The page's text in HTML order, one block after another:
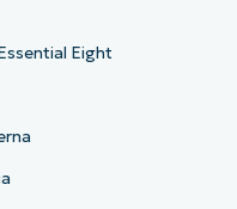
Eight